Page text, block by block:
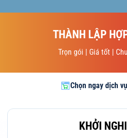
THÀNH LẬP
Trọn gói | Giá tốt |
Chọn ngay dịch
KHỞI